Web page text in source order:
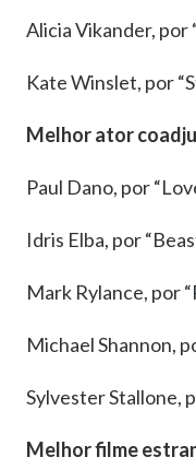
Alicia Vikander, por
Kate Winslet, por
Melhor ator
Paul Dano, por
Idris Elba, por
Mark Rylance, por
Michael Shannon,
Sylvester Stallone,
Melhor filme